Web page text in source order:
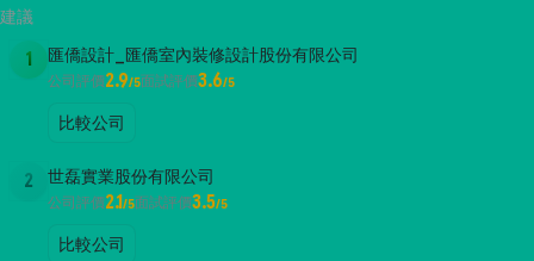
建議
1 匯僑設計_匯僑室內裝修設計股份有限公司
公司評價2.9/5面試評價3.6/5
比較公司
2 世磊實業股份有限公司
公司評價2.1/5面試評價3.5/5
比較公司